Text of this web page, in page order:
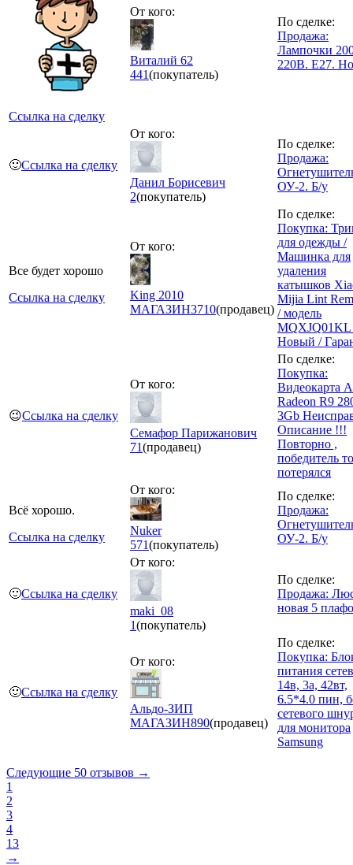
Ссылка на сделку
От кого:
Виталий 62
441(покупатель)
По сделке:
Продажа:
Лампочки
220В. Е27.
🙂Ссылка на сделку
От кого:
Данил Борисевич
2(покупатель)
По сделке:
Продажа:
ОУ-2. Б/у
Все будет хорошо
Ссылка на сделку
От кого:
King 2010
МАГАЗИН3710(продавец)
По сделке:
Покупка:
для одежды /
Машинка для
удаления
катышков
Mijia Lint
/ модель
MQXJQ01KL
Новый /
😉Ссылка на сделку
От кого:
Семафор Парижанович
71(продавец)
По сделке:
Покупка:
Видеокарта
Radeon R9
3Gb
Описание !!!
Повторно ,
победитель
потерялся
Всё хорошо.
Ссылка на сделку
От кого:
Nuker
571(покупатель)
По сделке:
Продажа:
ОУ-2. Б/у
🙂Ссылка на сделку
От кого:
maki_08
1(покупатель)
По сделке:
Продажа:
новая 5
🙂Ссылка на сделку
От кого:
Альдо-ЗИП
МАГАЗИН890(продавец)
По сделке:
Покупка:
питания
14в, 3а, 42вт,
6.5*4.0 пин,
сетевого
для монитора
Samsung
Следующие 50 отзывов →
1
2
3
4
13
→